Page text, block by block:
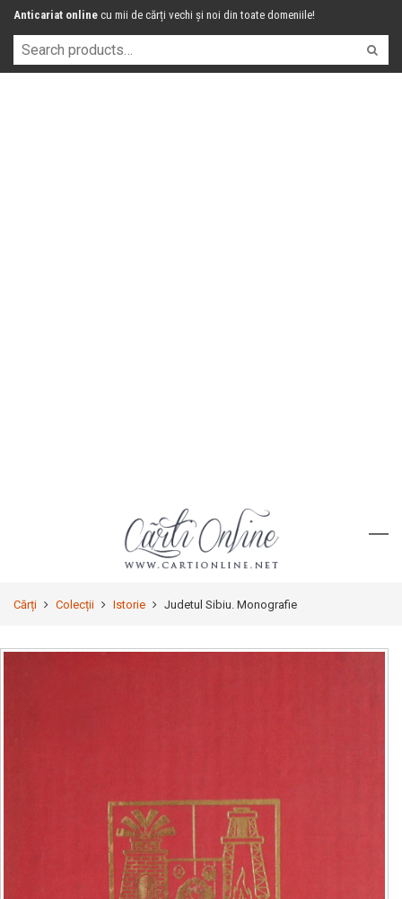
Anticariat online cu mii de cărți vechi și noi din toate domeniile!
Cărți Colecții Istorie Judetul Sibiu. Monografie